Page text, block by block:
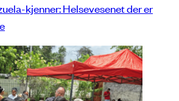
kjenner: Helsevesenet der er